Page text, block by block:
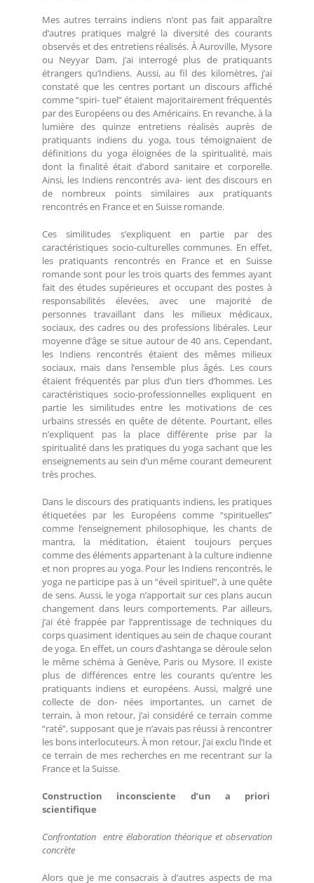
Mes autres terrains indiens n’ont pas fait apparaître
d’autres pratiques malgré la diversité des courants
observés et des entretiens réalisés. À Auroville, Mysore
ou Neyyar Dam, j’ai interrogé plus de pratiquants
étrangers qu’Indiens. Aussi, au fil des kilomètres, j’ai
constaté que les centres portant un discours affiché
comme “spiri- tuel” étaient majoritairement fréquentés
par des Européens ou des Américains. En revanche, à la
lumière des quinze entretiens réalisés auprès de
pratiquants indiens du yoga, tous témoignaient de
définitions du yoga éloignées de la spiritualité, mais
dont la finalité était d’abord sanitaire et corporelle.
Ainsi, les Indiens rencontrés ava- ient des discours en
de nombreux points similaires aux pratiquants
rencontrés en France et en Suisse romande.
Ces similitudes s’expliquent en partie par des
caractéristiques socio-culturelles communes. En effet,
les pratiquants rencontrés en France et en Suisse
romande sont pour les trois quarts des femmes ayant
fait des études supérieures et occupant des postes à
responsabilités élevées, avec une majorité de
personnes travaillant dans les milieux médicaux,
sociaux, des cadres ou des professions libérales. Leur
moyenne d’âge se situe autour de 40 ans. Cependant,
les Indiens rencontrés étaient des mêmes milieux
sociaux, mais dans l’ensemble plus âgés. Les cours
étaient fréquentés par plus d’un tiers d’hommes. Les
caractéristiques socio-professionnelles expliquent en
partie les similitudes entre les motivations de ces
urbains stressés en quête de détente. Pourtant, elles
n’expliquent pas la place différente prise par la
spiritualité dans les pratiques du yoga sachant que les
enseignements au sein d’un même courant demeurent
très proches.
Dans le discours des pratiquants indiens, les pratiques
étiquetées par les Européens comme “spirituelles”
comme l’enseignement philosophique, les chants de
mantra, la méditation, étaient toujours perçues
comme des éléments appartenant à la culture indienne
et non propres au yoga. Pour les Indiens rencontrés, le
yoga ne participe pas à un “éveil spirituel”, à une quête
de sens. Aussi, le yoga n’apportait sur ces plans aucun
changement dans leurs comportements. Par ailleurs,
j’ai été frappée par l’apprentissage de techniques du
corps quasiment identiques au sein de chaque courant
de yoga. En effet, un cours d’ashtanga se déroule selon
le même schéma à Genève, Paris ou Mysore. Il existe
plus de différences entre les courants qu’entre les
pratiquants indiens et européens. Aussi, malgré une
collecte de don- nées importantes, un carnet de
terrain, à mon retour, j’ai considéré ce terrain comme
“raté”, supposant que je n’avais pas réussi à rencontrer
les bons interlocuteurs. À mon retour, j’ai exclu l’Inde et
ce terrain de mes recherches en me recentrant sur la
France et la Suisse.
Construction inconsciente d’un a priori
scientifique
Confrontation entre élaboration théorique et observation
concrète
Alors que je me consacrais à d’autres aspects de ma